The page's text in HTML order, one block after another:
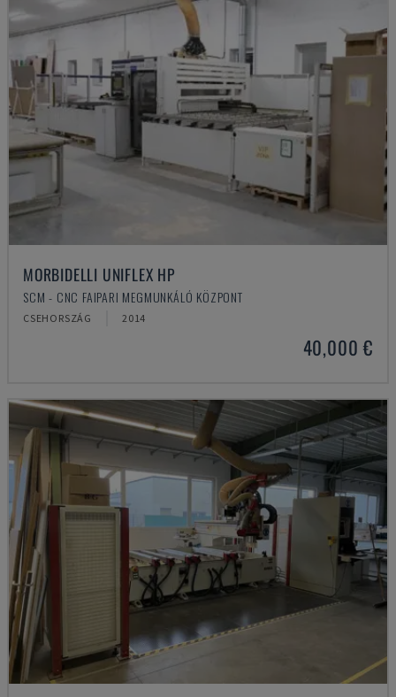
MORBIDELLI UNIFLEX HP
SCM - CNC FAIPARI MEGMUNKÁLÓ KÖZPONT
CSEHORSZÁG 2014
40,000 €